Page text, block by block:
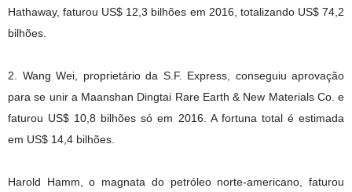
Hathaway, faturou US$ 12,3 bilhões em 2016, totalizando US$ 74,2
bilhões.
2. Wang Wei, proprietário da S.F. Express, conseguiu aprovação
para se unir a Maanshan Dingtai Rare Earth & New Materials Co. e
faturou US$ 10,8 bilhões só em 2016. A fortuna total é estimada
em US$ 14,4 bilhões.
Harold Hamm, o magnata do petróleo norte-americano, faturou